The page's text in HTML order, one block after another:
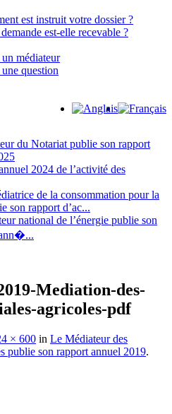
est instruit votre dossier ?
est-elle recevable ?
un médiateur
une question
du Notariat publie son rapport
2024 de l’activité des
de la consommation pour la
son rapport d’ac...
national de l’énergie publie son
Mediation-des-
agricoles-pdf
× 600 in Le Médiateur des
publie son rapport annuel 2019.